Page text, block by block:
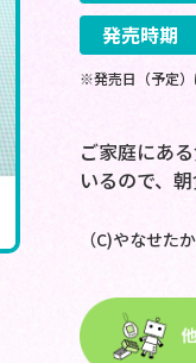
発売時期
※発売日（予定）
ご家庭にあ
いるので、
（C)やなせた